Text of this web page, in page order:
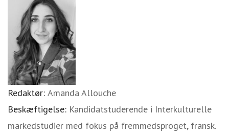
Redaktør: Amanda Allouche
Beskæftigelse: Kandidatstuderende i Interkulturelle
markedstudier med fokus på fremmedsproget, fransk.